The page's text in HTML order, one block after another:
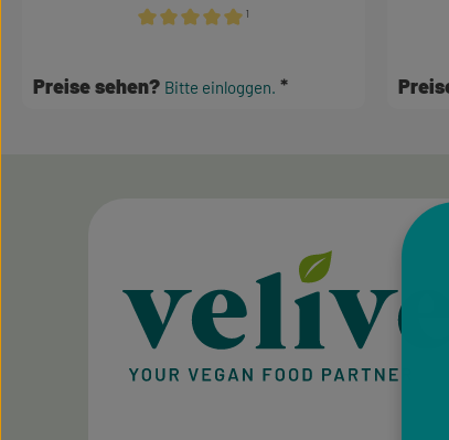
¹
Preise sehen? Bitte einloggen.